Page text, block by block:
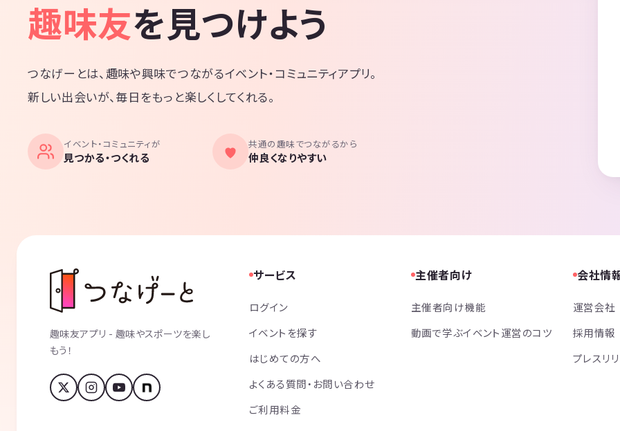
趣味友を見つけよう
つなげーとは、趣味や興味でつながるイベント・コミュニティアプリ。
新しい出会いが、毎日をもっと楽しくしてくれる。
イベント・コミュニティが
見つかる・つくれる
共通の趣味でつながるから
仲良くなりやすい
趣味友アプリ - 趣味やスポーツを楽し
もう！
サービス
ログイン
イベントを探す
はじめての方へ
よくある質問・お問い合わせ
ご利用料金
主催者向け
主催者向け機能
動画で学ぶイベント運営のコツ
会社情
運営会社
採用情報
プレスリ